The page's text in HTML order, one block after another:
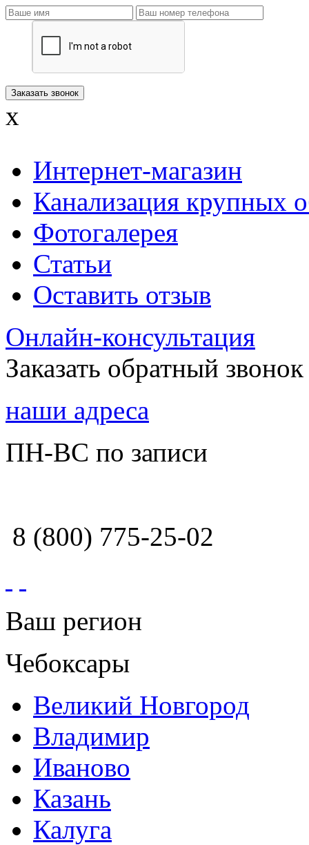
x
Интернет-магазин
Канализация крупных
Фотогалерея
Статьи
Оставить отзыв
Онлайн-консультация
Заказать обратный звонок
наши адреса
ПН-ВС по записи
8 (800) 775-25-02
Ваш регион
Чебоксары
Великий Новгород
Владимир
Иваново
Казань
Калуга